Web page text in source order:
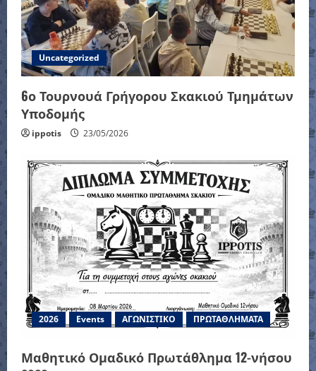
Uncategorized
6ο Τουρνουά Γρήγορου Σκακιού Τμημάτων
Υποδομής
ippotis 23/05/2026
2026 Events ΑΓΩΝΙΣΤΙΚΟ ΠΡΩΤΑΘΛΗΜΑΤΑ
Μαθητικό Ομαδικό Πρωτάθλημα 12-νήσου